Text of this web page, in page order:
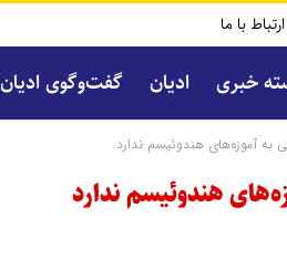
ارتباط با ما
خبری ادیان گفت‌و‌گوی ادیان
به آموزه‌های هندوئیسم ندارد
هندوئیسم ندارد